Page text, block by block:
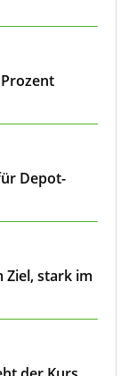
Depot-
Ziel, stark im